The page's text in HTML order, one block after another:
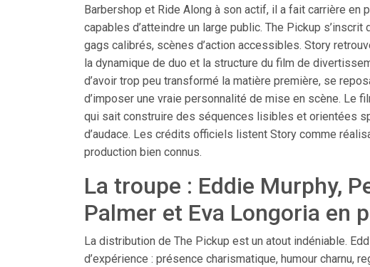
Barbershop et Ride Along à son actif, il a fait carrière
capables d’atteindre un large public. The Pickup
gags calibrés, scènes d’action accessibles. Story
la dynamique de duo et la structure du film de
d’avoir trop peu transformé la matière première, se
d’imposer une vraie personnalité de mise en scène. Le
qui sait construire des séquences lisibles et orientées
d’audace. Les crédits officiels listent Story comme
production bien connus.
La troupe : Eddie Murphy,
Palmer et Eva Longoria en
La distribution de The Pickup est un atout indéniable.
d’expérience : présence charismatique, humour charnu,